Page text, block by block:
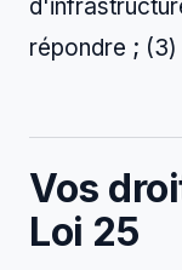
répondre ;
Vos
Loi 25